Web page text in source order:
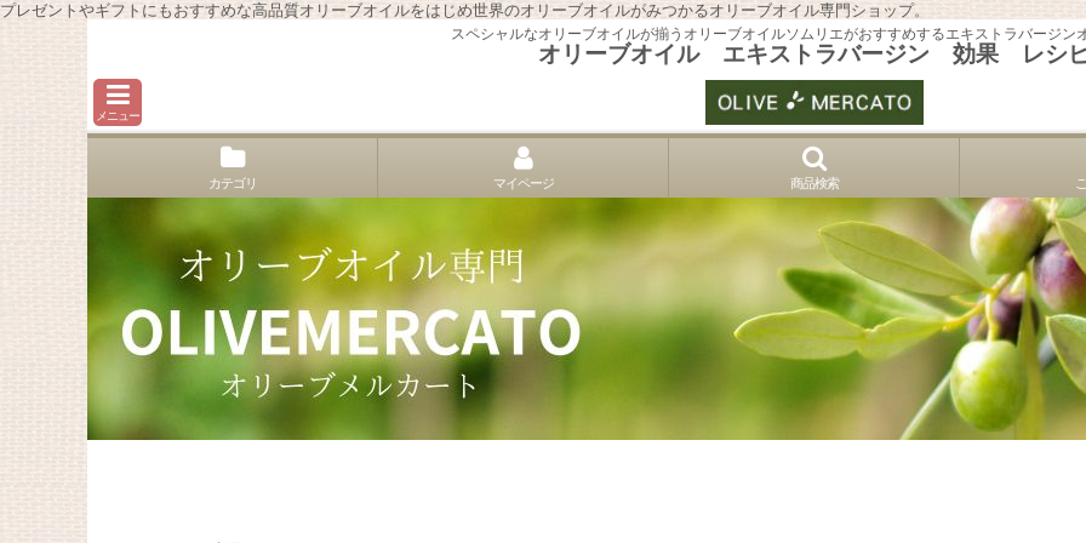
プレゼントやギフトにもおすすめな高品質オリーブオイルをはじめ世界のオリーブオイルがみつかるオリーブオイル専門ショップ。
スペシャルなオリーブオイルが揃うオリーブオイルソムリエがおすすめするエキストラバージン
オリーブオイル エキストラバージン 効果 レシ
メニュー
カテゴリ マイページ 商品検索